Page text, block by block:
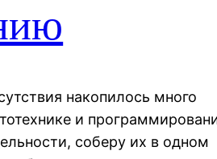
накопилось много
и
соберу их в одном